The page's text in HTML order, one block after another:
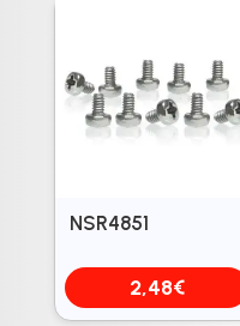
NSR4851
2,48€